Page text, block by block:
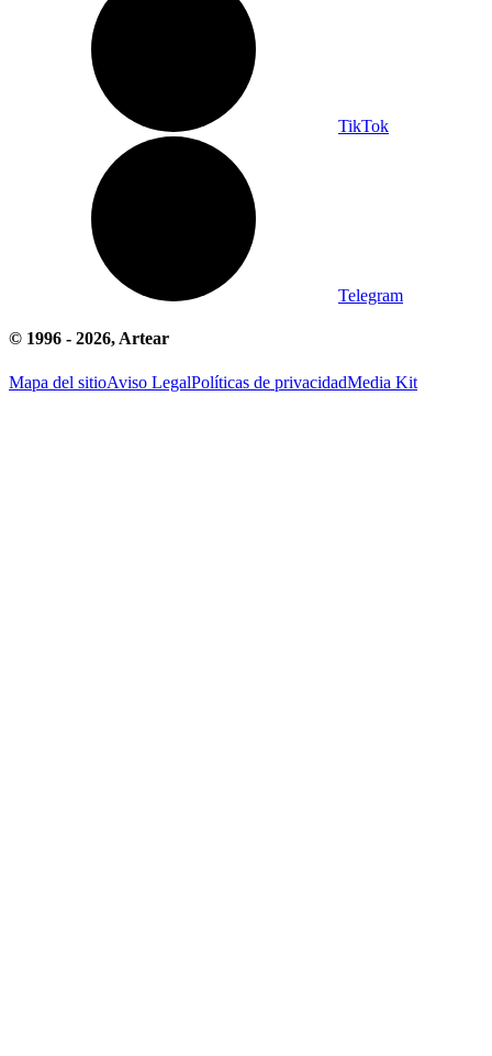
TikTok
Telegram
© 1996 - 2026, Artear
Mapa del sitioAviso LegalPolíticas de privacidadMedia Kit